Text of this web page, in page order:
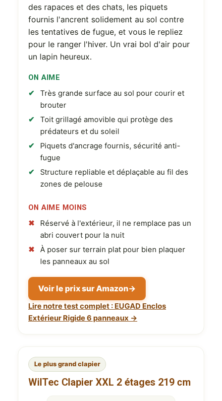
des rapaces et des chats, les piquets
fournis l'ancrent solidement au sol contre
les tentatives de fugue, et vous le repliez
pour le ranger l'hiver. Un vrai bol d'air pour
un lapin heureux.
ON AIME
Très grande surface au sol pour courir et
brouter
Toit grillagé amovible qui protège des
prédateurs et du soleil
Piquets d'ancrage fournis, sécurité anti-
fugue
Structure repliable et déplaçable au fil des
zones de pelouse
ON AIME MOINS
Réservé à l'extérieur, il ne remplace pas un
abri couvert pour la nuit
À poser sur terrain plat pour bien plaquer
les panneaux au sol
Voir le prix sur Amazon→
Lire notre test complet : EUGAD Enclos
Extérieur Rigide 6 panneaux →
Le plus grand clapier
WilTec Clapier XXL 2 étages 219 cm